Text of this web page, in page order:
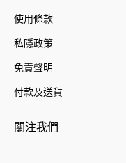
使用條款
私隱政策
免責聲明
付款及送貨
關注我們